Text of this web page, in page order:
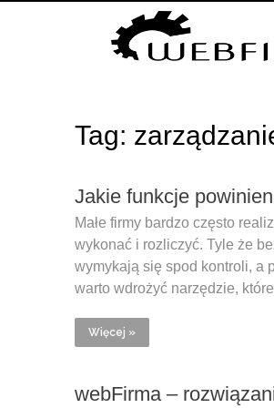
Tag:
Jakie funkcje
Małe firmy bardzo często
wykonać i rozliczyć. Tyle że
wymykają się spod kontroli, a
warto wdrożyć narzędzie,
Więcej »
webFirma –